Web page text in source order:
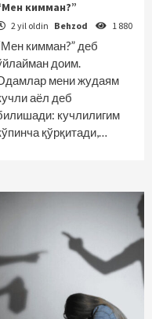
кимман?”
2 yil oldin Behzod 1 880
кимман?” деб
доим.
мени жудаям
аёл деб
кучлилигим
қўрқитади,…